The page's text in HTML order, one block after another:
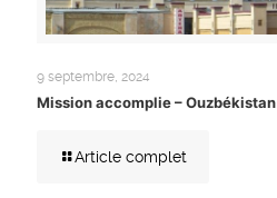
9 septembre, 2024
Mission accomplie – Ouzbékistan
Article complet